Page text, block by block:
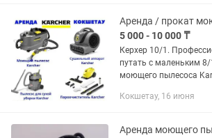
5 000 - 10 000 ₸
Керхер 10/1.
путать с маленьким 8/1)
моющего пылесоса Karcher.
кресла, матрас, мягкие
Кокшетау, 16 июня